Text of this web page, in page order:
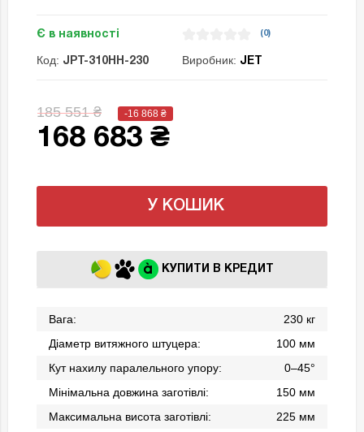
Є в наявності (0)
Код: JPT-310HH-230 Виробник: JET
185 551 ₴ -16 868 ₴
168 683 ₴
У КОШИК
КУПИТИ В КРЕДИТ
Вага:
230 кг
Діаметр витяжного штуцера:
100 мм
Кут нахилу паралельного упору:
0–45°
Мінімальна довжина заготівлі:
150 мм
Максимальна висота заготівлі:
225 мм